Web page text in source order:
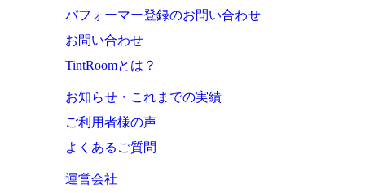
パフォーマー登録のお問い合わせ
お問い合わせ
TintRoomとは？
お知らせ・これまでの実績
ご利用者様の声
よくあるご質問
運営会社